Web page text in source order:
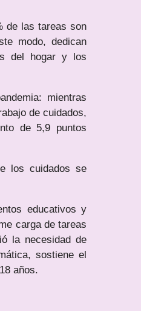
de las tareas son
modo, dedican
del hogar y los
mientras
de cuidados,
de 5,9 puntos
los cuidados se
educativos y
carga de tareas
la necesidad de
sostiene el
años.